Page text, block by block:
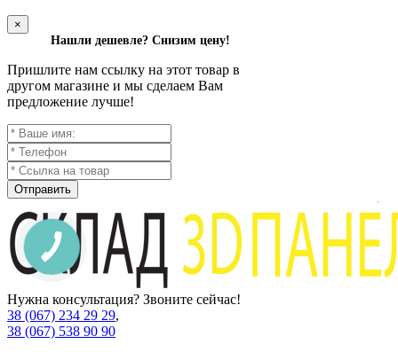
×
Нашли дешевле? Снизим цену!
Пришлите нам ссылку на этот товар в
другом магазине и мы сделаем Вам
предложение лучше!
Отправить
Нужна консультация? Звоните сейчас!
38 (067) 234 29 29,
38 (067) 538 90 90